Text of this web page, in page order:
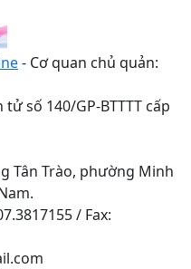
- Cơ quan chủ quản:
số 140/GP-BTTTT cấp
Tân Trào, phường Minh
/ Fax: